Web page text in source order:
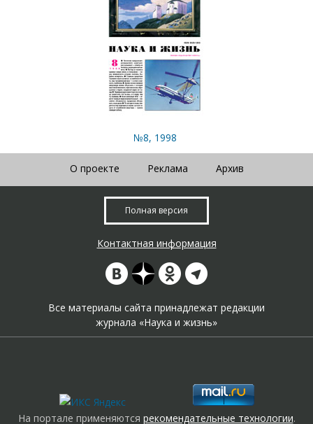
№8, 1998
О проекте Реклама Архив
Полная версия
Контактная информация
Все материалы сайта принадлежат редакции
журнала «Наука и жизнь»
На портале применяются рекомендательные технологии.